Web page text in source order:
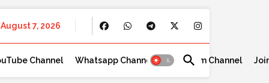
August 7, 2026
Channel Whatsapp Channel Telegram Channel